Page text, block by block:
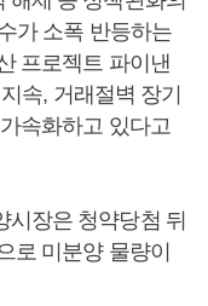
가 소폭 반등하는
프로젝트 파이낸
속, 거래절벽 장기
속화하고 있다고
장은 청약당첨 뒤
로 미분양 물량이